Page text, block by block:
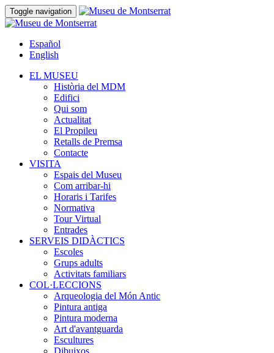
Toggle navigation
Español
English
EL MUSEU
Història del MDM
Edifici
Qui som
Actualitat
El Propileu
Retalls de Premsa
Contacte
VISITA
Espais del Museu
Com arribar-hi
Horaris i Tarifes
Normativa
Tour Virtual
Entrades
SERVEIS DIDÀCTICS
Escoles
Grups adults
Activitats familiars
COL·LECCIONS
Arqueologia del Món Antic
Pintura antiga
Pintura moderna
Art d'avantguarda
Escultures
Dibuixos